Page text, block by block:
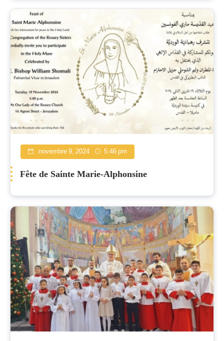
novembre 9, 2024 5:46 pm
Fête de Sainte Marie-Alphonsine